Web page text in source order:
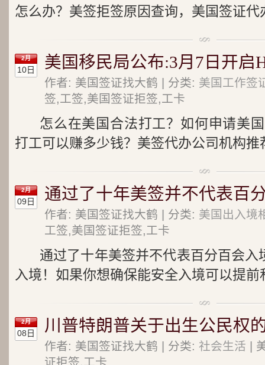
怎么办？美签拒签原因查询，美国签证
2月
10日 美国移民局公布:3月7日开启
作者: 美国签证找大鹤 | 分类: 美国工作签
签,工签,美国签证拒签,工卡
怎么在美国合法打工？如何申请美
打工可以赚多少钱？美签代办公司机构
2月
09日 通过了十年美签并不代表百
作者: 美国签证找大鹤 | 分类: 美国出入境
工签,美国签证拒签,工卡
通过了十年美签并不代表百分百会
入境！如果你想确保能安全入境可以提
2月
08日 川普特朗普关于出生公民权
作者: 美国签证找大鹤 | 分类: 社会生活 |
证拒签,工卡